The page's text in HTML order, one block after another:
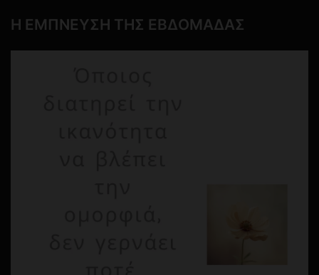
Η ΕΜΠΝΕΥΣΗ ΤΗΣ ΕΒΔΟΜΑΔΑΣ